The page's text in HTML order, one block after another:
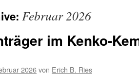
Februar 2026
im Kenko-
2026von Erich B. Ries